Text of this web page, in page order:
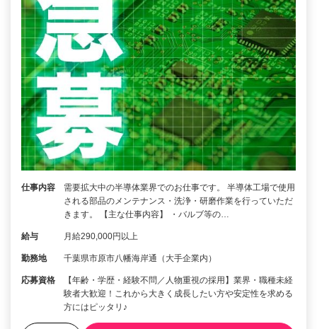
仕事内容
需要拡大中の半導体業界でのお仕事です。 半導体工場で使用
される部品のメンテナンス・洗浄・研磨作業を行っていただ
きます。 【主な仕事内容】 ・バルブ等の…
給与 月給290,000円以上
勤務地 千葉県市原市八幡海岸通（大手企業内）
応募資格
【年齢・学歴・経験不問／人物重視の採用】業界・職種未経
験者大歓迎！これから大きく成長したい方や安定性を求める
方にはピッタリ♪